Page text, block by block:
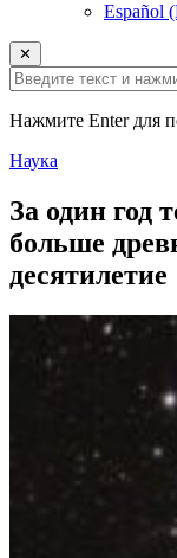
Español
✕
Нажмите Enter для
Наука
За один год
больше
десятилетие